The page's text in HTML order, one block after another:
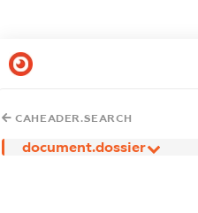
CAHEADER.SEARCH
document.dossier